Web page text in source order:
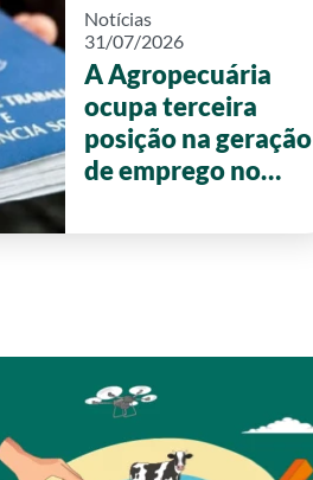
Notícias
31/07/2026
A Agropecuária
ocupa terceira
posição na geração
de emprego no